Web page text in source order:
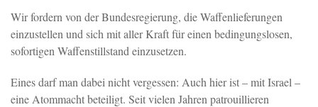
Wir fordern von der Bundesregierung, die Waffenlieferungen
einzustellen und sich mit aller Kraft für einen bedingungslosen,
sofortigen Waffenstillstand einzusetzen.
Eines darf man dabei nicht vergessen: Auch hier ist – mit Israel –
eine Atommacht beteiligt. Seit vielen Jahren patrouillieren